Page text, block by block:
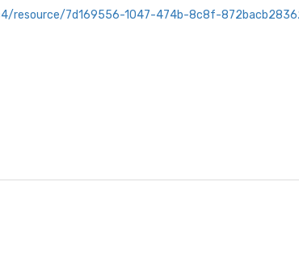
resource/7d169556-1047-474b-8c8f-